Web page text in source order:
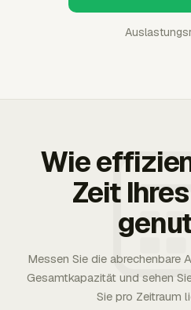
Wie
Zeit
Messen Sie die abrechenbare
Gesamtkapazität und sehen
Sie pro Zeitraum